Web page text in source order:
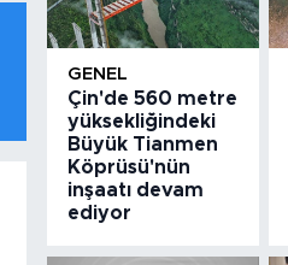
GENEL
Çin'de 560 metre
yüksekliğindeki
Büyük Tianmen
Köprüsü'nün
inşaatı devam
ediyor